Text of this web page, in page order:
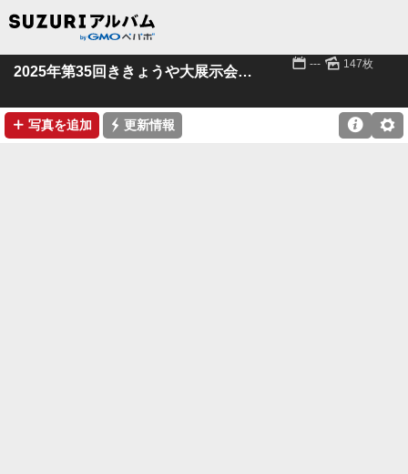
2025年第35回ききょうや大展示会 その３ 📅 --- 🌄 147枚
➕ 写真を追加 ⚡ 更新情報 ⚙
